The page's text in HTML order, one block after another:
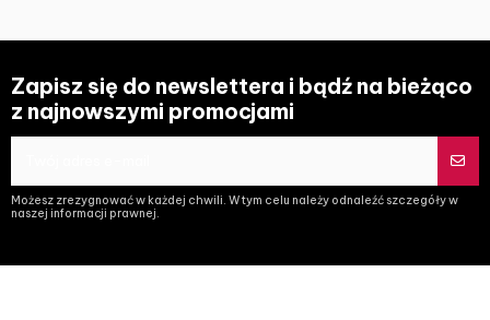
Zapisz się do newslettera i bądź na bieżąco
z najnowszymi promocjami
Możesz zrezygnować w każdej chwili. W tym celu należy odnaleźć szczegóły w
naszej informacji prawnej.